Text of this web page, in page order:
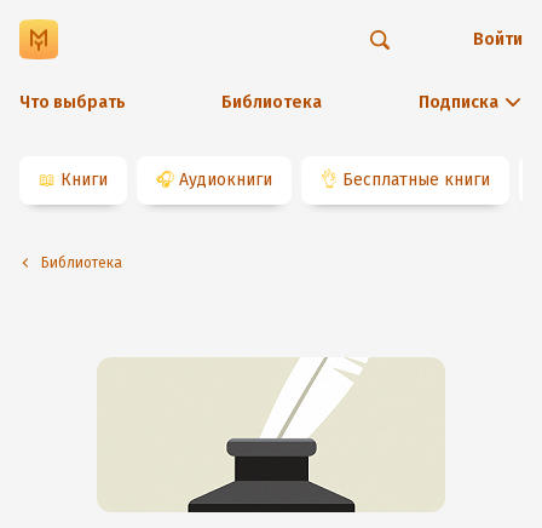
Что выбрать Библиотека Подписка
Войти
📖 Книги 🎧 Аудиокниги 👌 Бесплатные книги
Библиотека